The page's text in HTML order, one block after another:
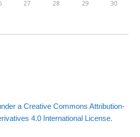
27 28 29 30
a Creative Commons Attribution-
4.0 International License.